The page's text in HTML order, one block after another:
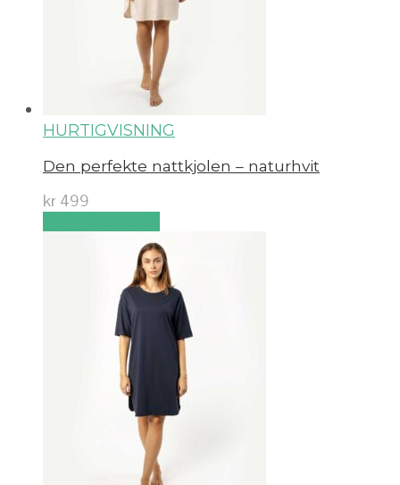
HURTIGVISNING
Den perfekte nattkjolen – naturhvit
kr 499